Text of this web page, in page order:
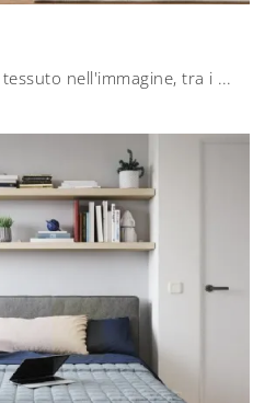
Il letto singolo Cleo in tessuto nell'immagine, tra i modelli imbottiti moderni di Nidi, è pensato per garantire il sonno più profondo.